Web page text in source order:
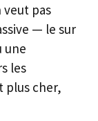
veut pas
— le sur
une
les
plus cher,